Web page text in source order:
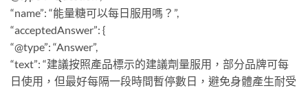
“name”: “能量糖可以每日服用嗎？”,
“acceptedAnswer”: {
“@type”: “Answer”,
“text”: “建議按照產品標示的建議劑量服用，部分品牌可每
日使用，但最好每隔一段時間暫停數日，避免身體產生耐受